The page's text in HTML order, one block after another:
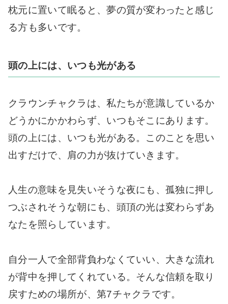
枕元に置いて眠ると、夢の質が変わったと感じ
る方も多いです。
頭の上には、いつも光がある
クラウンチャクラは、私たちが意識しているか
どうかにかかわらず、いつもそこにあります。
頭の上には、いつも光がある。このことを思い
出すだけで、肩の力が抜けていきます。
人生の意味を見失いそうな夜にも、孤独に押し
つぶされそうな朝にも、頭頂の光は変わらずあ
なたを照らしています。
自分一人で全部背負わなくていい、大きな流れ
が背中を押してくれている。そんな信頼を取り
戻すための場所が、第7チャクラです。